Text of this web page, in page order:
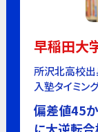
早稲田大
所沢北高校
入塾タイミ
偏差値45